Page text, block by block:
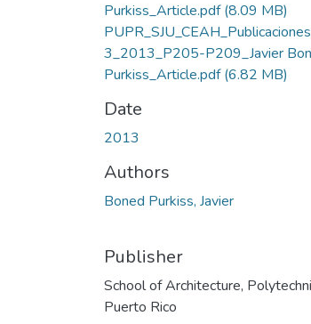
Purkiss_Article.pdf(8.09 MB)
3_2013_P205-P209_Javier
Purkiss_Article.pdf(6.82 MB)
Date
2013
Authors
Boned Purkiss, Javier
Publisher
School of Architecture,
Puerto Rico